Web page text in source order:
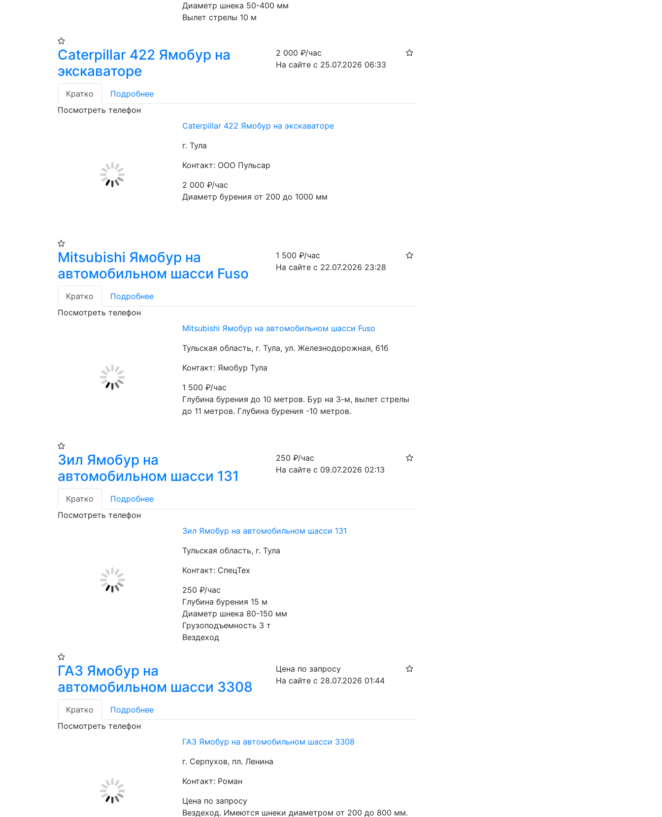
Диаметр шнека 50-400 мм
Вылет стрелы 10 м
Caterpillar 422 Ямобур на
экскаваторе
2 000₽/час
На сайте с 25.07.2026 06:33
Кратко
Подробнее
Посмотреть телефон
Caterpillar 422 Ямобур на экскаваторе
г. Тула
Контакт: ООО Пульсар
2 000₽/час
Диаметр бурения от 200 до 1000 мм
Mitsubishi Ямобур на
автомобильном шасси Fuso
1 500₽/час
На сайте с 22.07.2026 23:28
Кратко
Подробнее
Посмотреть телефон
Mitsubishi Ямобур на автомобильном шасси Fuso
Тульская область, г. Тула, ул. Железнодорожная, 61б
Контакт: Ямобур Тула
1 500₽/час
Глубина бурения до 10 метров. Бур на 3-м, вылет стрелы
до 11 метров. Глубина бурения -10 метров.
Зил Ямобур на
автомобильном шасси 131
250₽/час
На сайте с 09.07.2026 02:13
Кратко
Подробнее
Посмотреть телефон
Зил Ямобур на автомобильном шасси 131
Тульская область, г. Тула
Контакт: СпецТех
250₽/час
Глубина бурения 15 м
Диаметр шнека 80-150 мм
Грузоподъемность 3 т
Вездеход
ГАЗ Ямобур на
автомобильном шасси 3308
Цена по запросу
На сайте с 28.07.2026 01:44
Кратко
Подробнее
Посмотреть телефон
ГАЗ Ямобур на автомобильном шасси 3308
г. Серпухов, пл. Ленина
Контакт: Роман
Цена по запросу
Вездеход. Имеются шнеки диаметром от 200 до 800 мм.